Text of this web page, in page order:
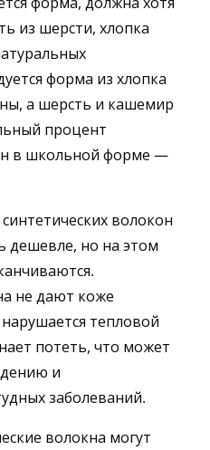
из шерсти, хлопка
форма из хлопка
а шерсть и кашемир
процент
в школьной форме —
волокон
дешевле, но на этом
не дают коже
тепловой
потеть, что может
и
заболеваний.
волокна могут